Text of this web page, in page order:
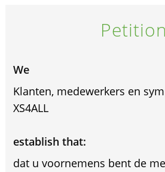
Petition
We
Klanten, medewerkers en
XS4ALL
establish that:
dat u voornemens bent de